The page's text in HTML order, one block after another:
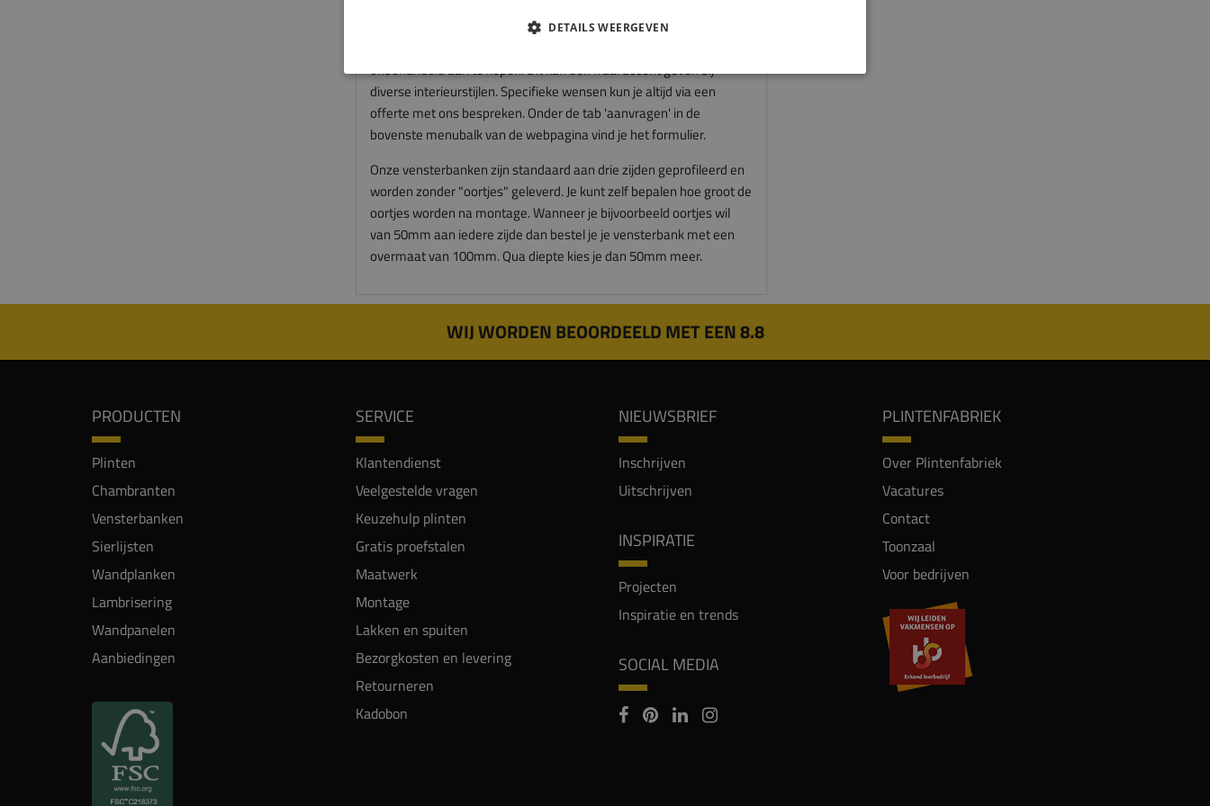
onbehandeld aan te kopen. Dit kan een fraai accent geven bij
diverse interieurstijlen. Specifieke wensen kun je altijd via een
offerte met ons bespreken. Onder de tab 'aanvragen' in de
bovenste menubalk van de webpagina vind je het formulier.
Onze vensterbanken zijn standaard aan drie zijden geprofileerd en
worden zonder "oortjes" geleverd. Je kunt zelf bepalen hoe groot de
oortjes worden na montage. Wanneer je bijvoorbeeld oortjes wil
van 50mm aan iedere zijde dan bestel je je vensterbank met een
overmaat van 100mm. Qua diepte kies je dan 50mm meer.
WIJ WORDEN BEOORDEELD MET EEN 8.8
PRODUCTEN
Plinten
Chambranten
Vensterbanken
Sierlijsten
Wandplanken
Lambrisering
Wandpanelen
Aanbiedingen
SERVICE
Klantendienst
Veelgestelde vragen
Keuzehulp plinten
Gratis proefstalen
Maatwerk
Montage
Lakken en spuiten
Bezorgkosten en levering
Retourneren
Kadobon
NIEUWSBRIEF
Inschrijven
Uitschrijven
INSPIRATIE
Projecten
Inspiratie en trends
SOCIAL MEDIA
PLINTENFABRIEK
Over Plintenfabriek
Vacatures
Contact
Toonzaal
Voor bedrijven
DETAILS WEERGEVEN